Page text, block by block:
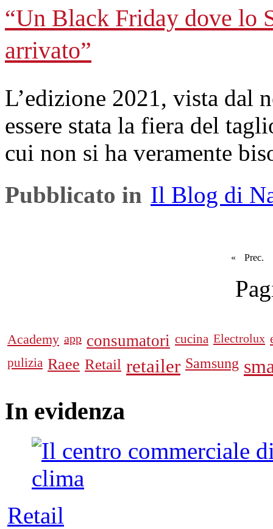
“Un Black Friday dove lo
arrivato”
L’edizione 2021, vista dal
essere stata la fiera del
cui non si ha veramente
Pubblicato in Il Blog di
« Prec.
Academy app consumatori cucina Electrolux
pulizia Raee Retail retailer Samsung
In evidenza
Retail